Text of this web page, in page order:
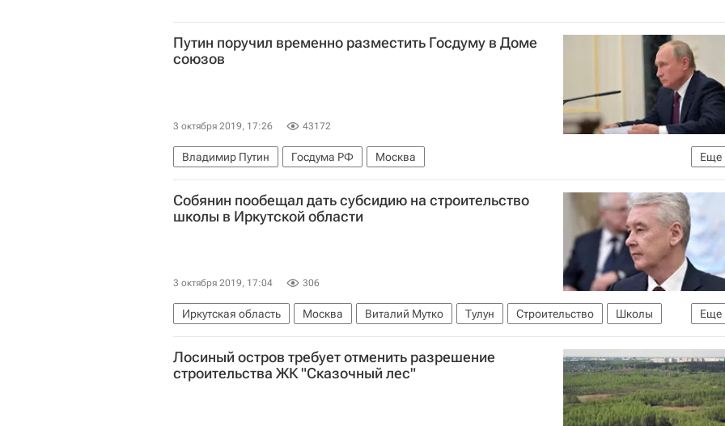
Путин поручил временно разместить Госдуму в Доме
союзов
3 октября 2019, 17:26 43172
Еще
Владимир Путин Госдума РФ
Москва
Министерство финансов РФ (Минфин России)
Собянин пообещал дать субсидию на строительство
школы в Иркутской области
3 октября 2019, 17:04 306
Еще
Иркутская область Москва Виталий Мутко Тулун Строительство
Школы
Паводок в Иркутской области
Лосиный остров требует отменить разрешение
строительства ЖК "Сказочный лес"